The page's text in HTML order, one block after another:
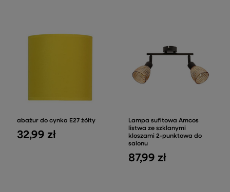
abażur do cynka E27 żółty
32,99 zł
Lampa sufitowa Amcos
listwa ze szklanymi
kloszami 2-punktowa do
salonu
87,99 zł